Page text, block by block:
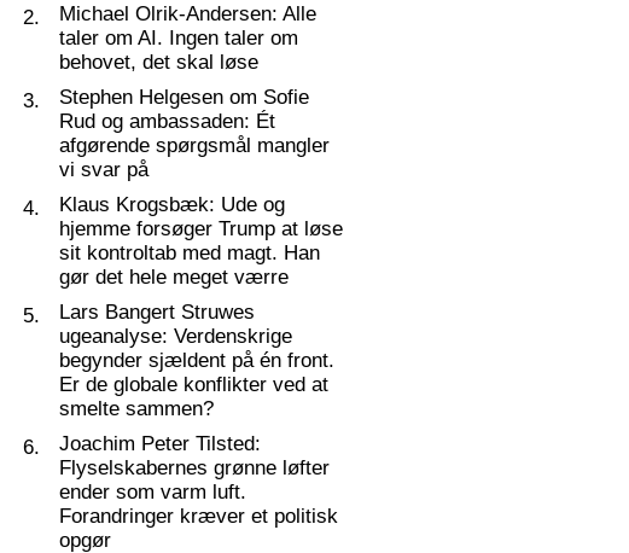
2.
Michael Olrik-Andersen: Alle
taler om AI. Ingen taler om
behovet, det skal løse
3.
Stephen Helgesen om Sofie
Rud og ambassaden: Ét
afgørende spørgsmål mangler
vi svar på
4.
Klaus Krogsbæk: Ude og
hjemme forsøger Trump at løse
sit kontroltab med magt. Han
gør det hele meget værre
5.
Lars Bangert Struwes
ugeanalyse: Verdenskrige
begynder sjældent på én front.
Er de globale konflikter ved at
smelte sammen?
6.
Joachim Peter Tilsted:
Flyselskabernes grønne løfter
ender som varm luft.
Forandringer kræver et politisk
opgør